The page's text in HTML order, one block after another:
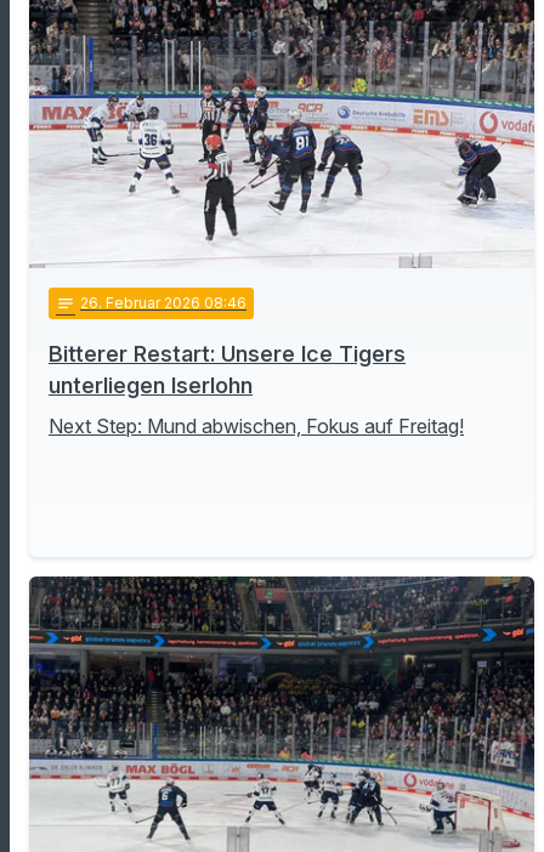
notes 26. Februar 2026 08:46
Bitterer Restart: Unsere Ice Tigers
unterliegen Iserlohn
Next Step: Mund abwischen, Fokus auf Freitag!